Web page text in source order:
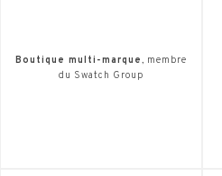
Boutique multi-marque, membre
du Swatch Group